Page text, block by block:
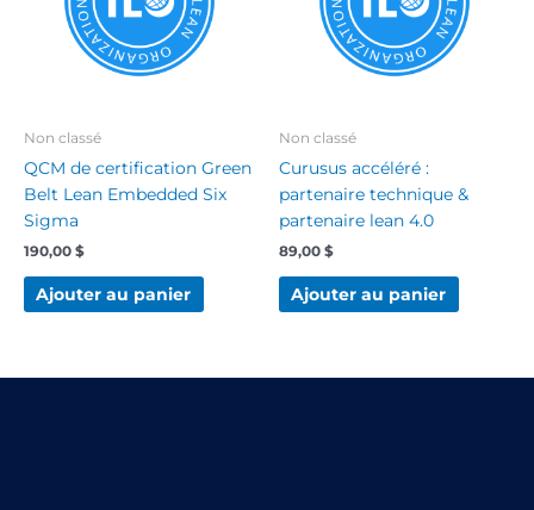
Non classé
QCM de certification Green
Belt Lean Embedded Six
Sigma
190,00 $
Ajouter au panier
Non classé
Curusus accéléré :
partenaire technique &
partenaire lean 4.0
89,00 $
Ajouter au panier